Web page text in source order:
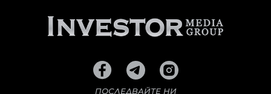
ПОСЛЕДВАЙТЕ НИ